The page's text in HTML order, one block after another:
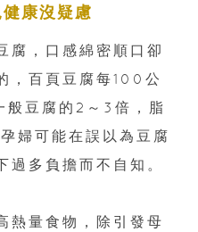
康沒疑慮
腐，口感綿密順口卻
，百頁豆腐每100公
般豆腐的2～3倍，脂
婦可能在誤以為豆腐
過多負擔而不自知。
熱量食物，除引發母